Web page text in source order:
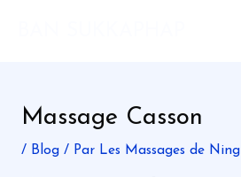
Massage Casson
/ Blog/ Par Les Massages de Ning